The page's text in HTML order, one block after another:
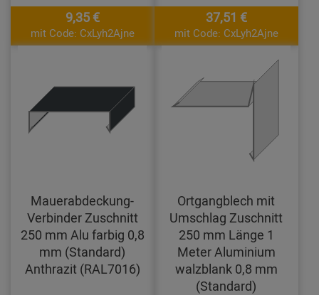
9,35 €
mit Code: CxLyh2Ajne
37,51 €
mit Code: CxLyh2Ajne
Mauerabdeckung-
Verbinder Zuschnitt
250 mm Alu farbig 0,8
mm (Standard)
Anthrazit (RAL7016)
Ortgangblech mit
Umschlag Zuschnitt
250 mm Länge 1
Meter Aluminium
walzblank 0,8 mm
(Standard)